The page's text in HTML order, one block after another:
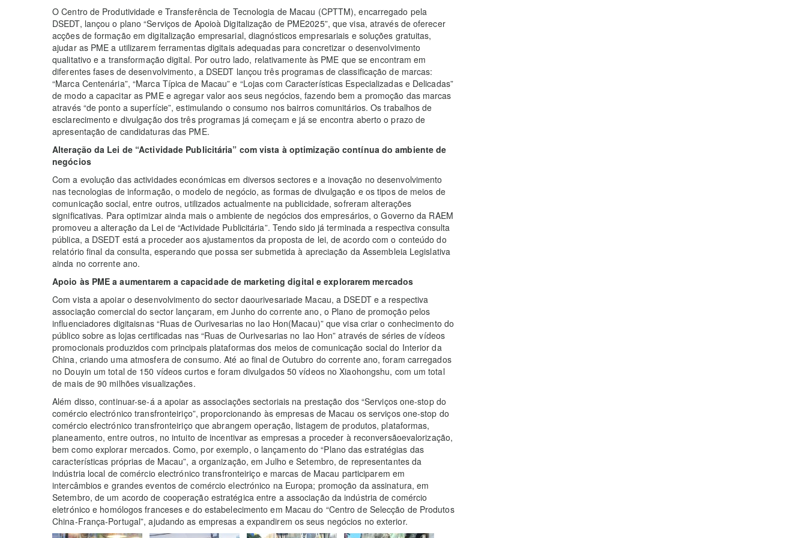
O Centro de Produtividade e Transferência de Tecnologia de Macau (CPTTM), encarregado pela
DSEDT, lançou o plano “Serviços de Apoioà Digitalização de PME2025”, que visa, através de oferecer
acções de formação em digitalização empresarial, diagnósticos empresariais e soluções gratuitas,
ajudar as PME a utilizarem ferramentas digitais adequadas para concretizar o desenvolvimento
qualitativo e a transformação digital. Por outro lado, relativamente às PME que se encontram em
diferentes fases de desenvolvimento, a DSEDT lançou três programas de classificação de marcas:
“Marca Centenária”, “Marca Típica de Macau” e “Lojas com Características Especializadas e Delicadas”
de modo a capacitar as PME e agregar valor aos seus negócios, fazendo bem a promoção das marcas
através “de ponto a superfície”, estimulando o consumo nos bairros comunitários. Os trabalhos de
esclarecimento e divulgação dos três programas já começam e já se encontra aberto o prazo de
apresentação de candidaturas das PME.
Alteração da Lei de “Actividade Publicitária” com vista à optimização contínua do ambiente de
negócios
Com a evolução das actividades económicas em diversos sectores e a inovação no desenvolvimento
nas tecnologias de informação, o modelo de negócio, as formas de divulgação e os tipos de meios de
comunicação social, entre outros, utilizados actualmente na publicidade, sofreram alterações
significativas. Para optimizar ainda mais o ambiente de negócios dos empresários, o Governo da RAEM
promoveu a alteração da Lei de “Actividade Publicitária”. Tendo sido já terminada a respectiva consulta
pública, a DSEDT está a proceder aos ajustamentos da proposta de lei, de acordo com o conteúdo do
relatório final da consulta, esperando que possa ser submetida à apreciação da Assembleia Legislativa
ainda no corrente ano.
Apoio às PME a aumentarem a capacidade de marketing digital e explorarem mercados
Com vista a apoiar o desenvolvimento do sector daourivesariade Macau, a DSEDT e a respectiva
associação comercial do sector lançaram, em Junho do corrente ano, o Plano de promoção pelos
influenciadores digitaisnas “Ruas de Ourivesarias no Iao Hon(Macau)” que visa criar o conhecimento do
público sobre as lojas certificadas nas “Ruas de Ourivesarias no Iao Hon” através de séries de vídeos
promocionais produzidos com principais plataformas dos meios de comunicação social do Interior da
China, criando uma atmosfera de consumo. Até ao final de Outubro do corrente ano, foram carregados
no Douyin um total de 150 vídeos curtos e foram divulgados 50 vídeos no Xiaohongshu, com um total
de mais de 90 milhões visualizações.
Além disso, continuar-se-á a apoiar as associações sectoriais na prestação dos “Serviços one-stop do
comércio electrónico transfronteiriço”, proporcionando às empresas de Macau os serviços one-stop do
comércio electrónico transfronteiriço que abrangem operação, listagem de produtos, plataformas,
planeamento, entre outros, no intuito de incentivar as empresas a proceder à reconversãoevalorização,
bem como explorar mercados. Como, por exemplo, o lançamento do “Plano das estratégias das
características próprias de Macau”, a organização, em Julho e Setembro, de representantes da
indústria local de comércio electrónico transfronteiriço e marcas de Macau participarem em
intercâmbios e grandes eventos de comércio electrónico na Europa; promoção da assinatura, em
Setembro, de um acordo de cooperação estratégica entre a associação da indústria de comércio
eletrónico e homólogos franceses e do estabelecimento em Macau do “Centro de Selecção de Produtos
China-França-Portugal”, ajudando as empresas a expandirem os seus negócios no exterior.